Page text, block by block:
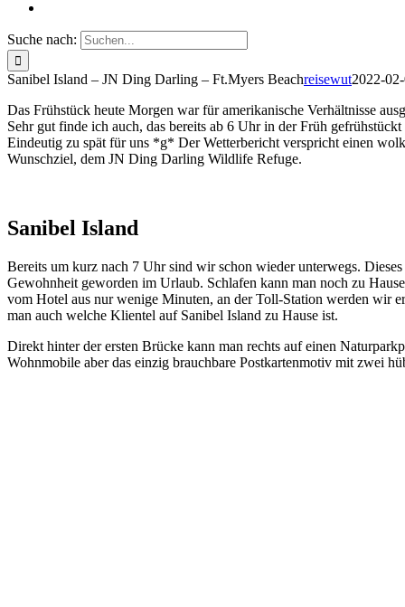
Suche nach:
Sanibel Island – JN Ding Darling – Ft.Myers Beachreisewut2022-
Das Frühstück heute Morgen war für amerikanische Verhältnisse
Sehr gut finde ich auch, das bereits ab 6 Uhr in der Früh
Eindeutig zu spät für uns *g* Der Wetterbericht verspricht einen
Wunschziel, dem JN Ding Darling Wildlife Refuge.
Sanibel Island
Bereits um kurz nach 7 Uhr sind wir schon wieder unterwegs.
Gewohnheit geworden im Urlaub. Schlafen kann man noch zu
vom Hotel aus nur wenige Minuten, an der Toll-Station werden wir
man auch welche Klientel auf Sanibel Island zu Hause ist.
Direkt hinter der ersten Brücke kann man rechts auf einen
Wohnmobile aber das einzig brauchbare Postkartenmotiv mit zwei